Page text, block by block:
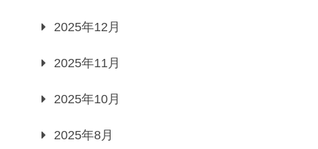
2025年12月
2025年11月
2025年10月
2025年8月